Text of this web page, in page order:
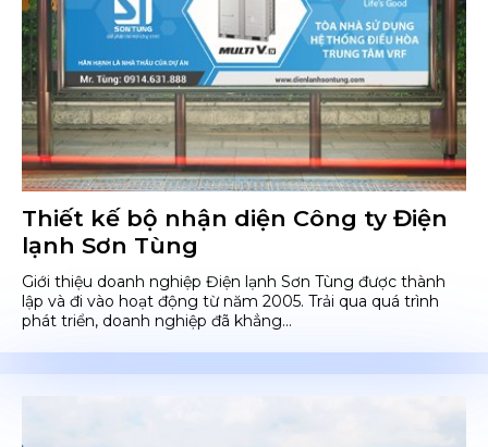
Thiết kế bộ nhận diện Công ty Điện
lạnh Sơn Tùng
Giới thiệu doanh nghiệp Điện lạnh Sơn Tùng được thành
lập và đi vào hoạt động từ năm 2005. Trải qua quá trình
phát triển, doanh nghiệp đã khẳng...